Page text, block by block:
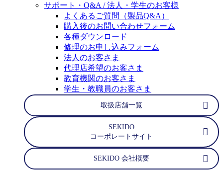
サポート・Q&A / 法人・学生のお客様
よくあるご質問（製品Q&A）
購入後のお問い合わせフォーム
各種ダウンロード
修理のお申し込みフォーム
法人のお客さま
代理店希望のお客さま
教育機関のお客さま
学生・教職員のお客さま
取扱店舗一覧
SEKIDO
コーポレートサイト
SEKIDO 会社概要